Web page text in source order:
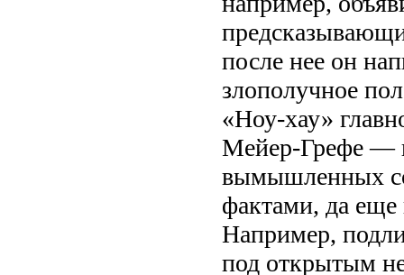
после нее он
злополучное
«Ноу-хау»
Мейер-Грефе —
вымышленных
фактами, да еще
Например,
под открытым